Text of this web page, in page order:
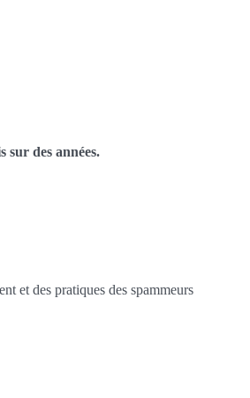
sur des années.
et des pratiques des spammeurs